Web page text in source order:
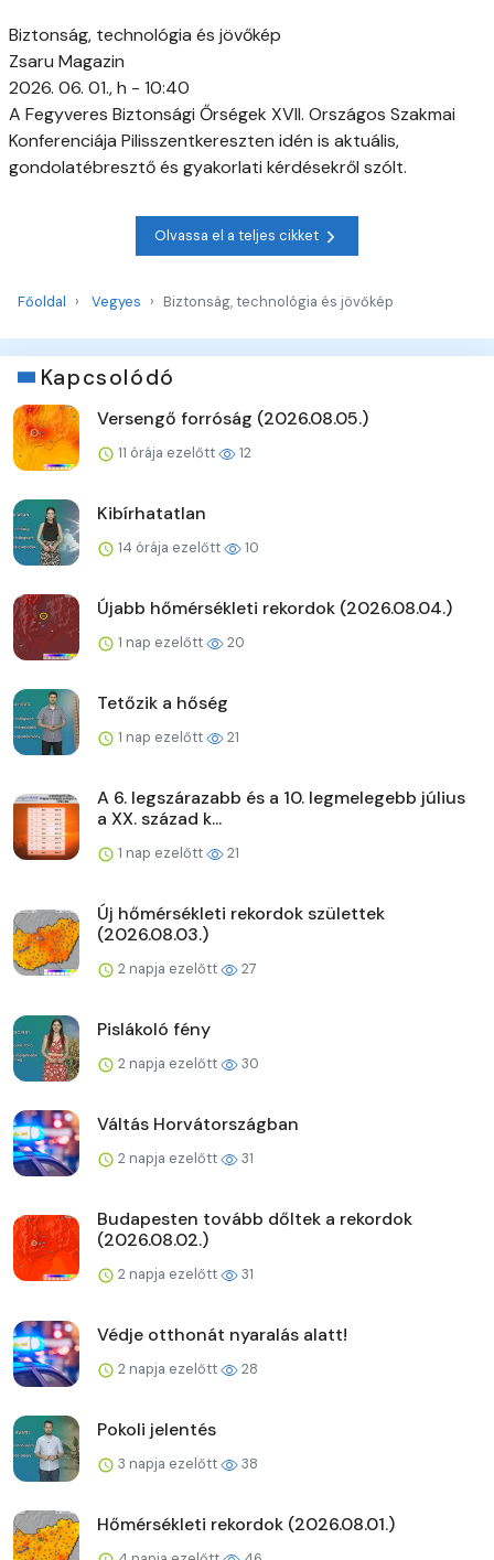
Biztonság, technológia és jövőkép
Zsaru Magazin
2026. 06. 01., h - 10:40
A Fegyveres Biztonsági Őrségek XVII. Országos Szakmai
Konferenciája Pilisszentkereszten idén is aktuális,
gondolatébresztő és gyakorlati kérdésekről szólt.
Olvassa el a teljes cikket
Főoldal Vegyes Biztonság, technológia és jövőkép
Kapcsolódó
Versengő forróság (2026.08.05.)
11 órája ezelőtt 12
Kibírhatatlan
14 órája ezelőtt 10
Újabb hőmérsékleti rekordok (2026.08.04.)
1 nap ezelőtt 20
Tetőzik a hőség
1 nap ezelőtt 21
A 6. legszárazabb és a 10. legmelegebb július
a XX. század k...
1 nap ezelőtt 21
Új hőmérsékleti rekordok születtek
(2026.08.03.)
2 napja ezelőtt 27
Pislákoló fény
2 napja ezelőtt 30
Váltás Horvátországban
2 napja ezelőtt 31
Budapesten tovább dőltek a rekordok
(2026.08.02.)
2 napja ezelőtt 31
Védje otthonát nyaralás alatt!
2 napja ezelőtt 28
Pokoli jelentés
3 napja ezelőtt 38
Hőmérsékleti rekordok (2026.08.01.)